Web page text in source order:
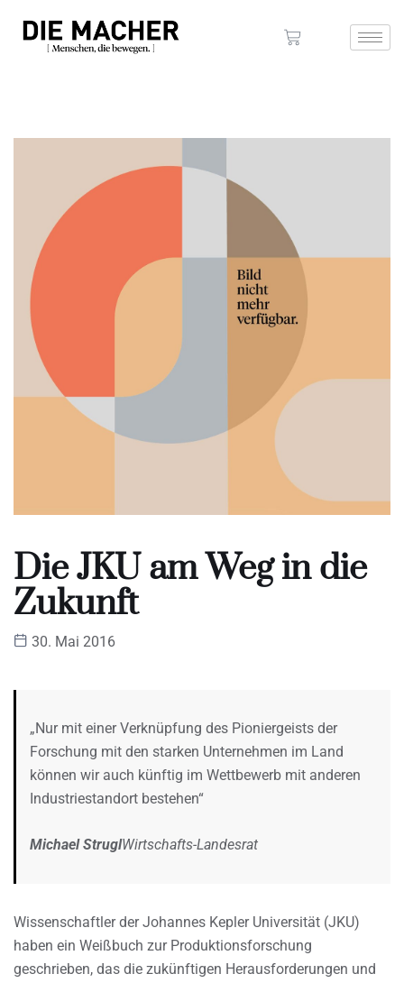
Die JKU am Weg in die
Zukunft
30. Mai 2016
„Nur mit einer Verknüpfung des Pioniergeists der
Forschung mit den starken Unternehmen im Land
können wir auch künftig im Wettbewerb mit anderen
Industriestandort bestehen“
Michael StruglWirtschafts-Landesrat
Wissenschaftler der Johannes Kepler Universität (JKU)
haben ein Weißbuch zur Produktionsforschung
geschrieben, das die zukünftigen Herausforderungen und